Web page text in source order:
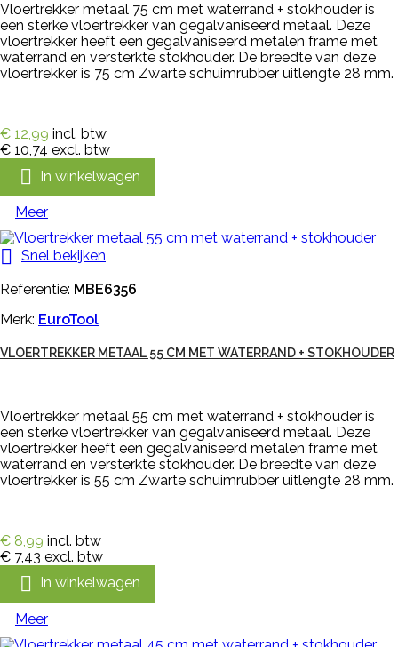
Vloertrekker metaal 75 cm met waterrand + stokhouder is
een sterke vloertrekker van gegalvaniseerd metaal. Deze
vloertrekker heeft een gegalvaniseerd metalen frame met
waterrand en versterkte stokhouder. De breedte van deze
vloertrekker is 75 cm Zwarte schuimrubber uitlengte 28 mm.
€ 12,99 incl. btw
€ 10,74 excl. btw
 In winkelwagen
Meer

Snel bekijken
Referentie: MBE6356
Merk: EuroTool
VLOERTREKKER METAAL 55 CM MET WATERRAND + STOKHOUDER
Vloertrekker metaal 55 cm met waterrand + stokhouder is
een sterke vloertrekker van gegalvaniseerd metaal. Deze
vloertrekker heeft een gegalvaniseerd metalen frame met
waterrand en versterkte stokhouder. De breedte van deze
vloertrekker is 55 cm Zwarte schuimrubber uitlengte 28 mm.
€ 8,99 incl. btw
€ 7,43 excl. btw
 In winkelwagen
Meer